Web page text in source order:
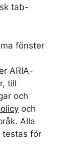
tab-
fönster
ARIA-
till
och
och
Alla
testas för